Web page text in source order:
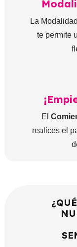
La
te permite
El
realices el